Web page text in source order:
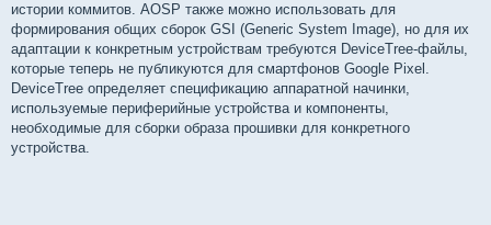
истории коммитов. AOSP также можно использовать для
формирования общих сборок GSI (Generic System Image), но для их
адаптации к конкретным устройствам требуются DeviceTree-файлы,
которые теперь не публикуются для смартфонов Google Pixel.
DeviceTree определяет спецификацию аппаратной начинки,
используемые периферийные устройства и компоненты,
необходимые для сборки образа прошивки для конкретного
устройства.